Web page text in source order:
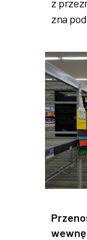
z
zna